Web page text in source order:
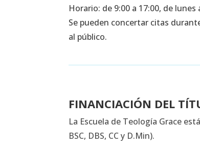
Horario: de 9:00 a 17:00, de lunes
Se pueden concertar citas
al público.
FINANCIACIÓN DEL
La Escuela de Teología Grace
BSC, DBS, CC y D.Min).